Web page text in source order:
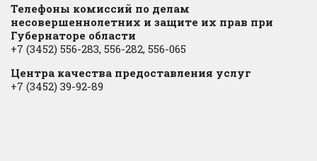
Телефоны комиссий по делам
несовершеннолетних и защите их прав при
Губернаторе области
+7 (3452) 556-283, 556-282, 556-065
Центра качества предоставления услуг
+7 (3452) 39-92-89